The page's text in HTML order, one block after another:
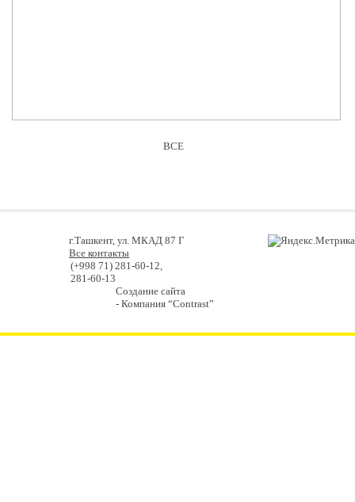
ВСЕ
г.Ташкент, ул. МКАД 87 Г
Все контакты
(+998 71) 281-60-12,
281-60-13
Создание сайта
- Компания “Contrast”